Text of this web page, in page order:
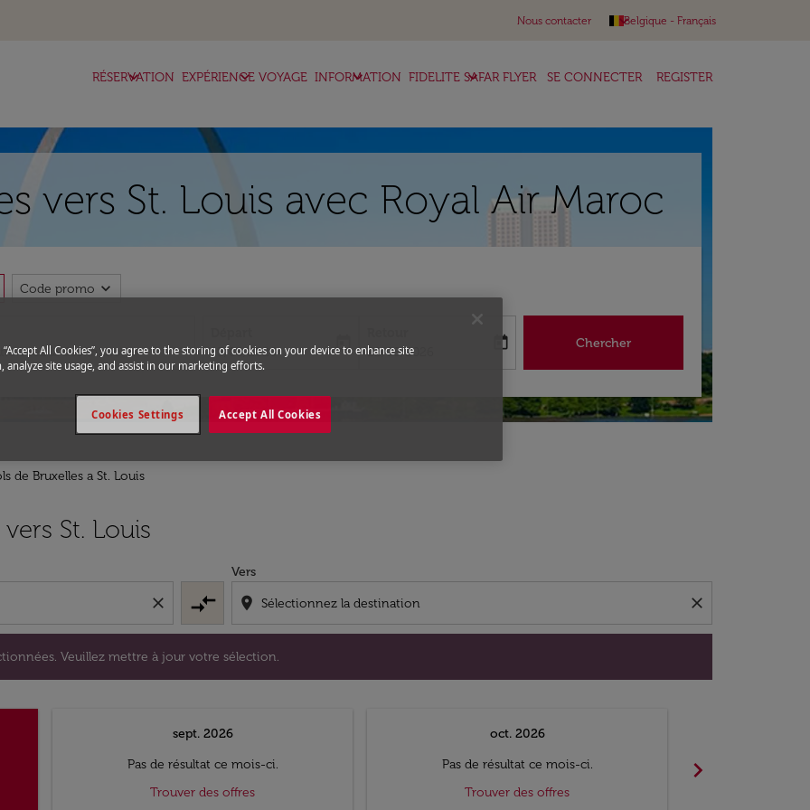
Nous contacter Belgique - Français
keyboard_arrow_down
RÉSERVATION
keyboard_arrow_down EXPÉRIENCE VOYAGE
keyboard_arrow_down INFORMATION
keyboard_arrow_down FIDELITE SAFAR FLYER
keyboard_arrow_down SE CONNECTER REGISTER
vers St. Louis avec Royal Air Maroc
Code promo expand_more
fc-booking-departure-date-aria-label
15/08/2026
today
fc-booking-return-date-aria-label
22/08/2026
today Chercher
de Bruxelles a St. Louis
St. Louis
close compare_arrows
Vers
location_on close
Veuillez mettre à jour votre sélection.
Veuillez mettre à jour votre sélection.
sept. 2026
Pas de résultat ce mois-ci.
Trouver des offres
oct. 2026
Pas de résultat ce mois-ci.
Trouver des offres
chevron_right
“Accept All Cookies”, you agree to the storing of cookies on your device to enhance site
analyze site usage, and assist in our marketing efforts.
Accept All Cookies
Cookies Settings